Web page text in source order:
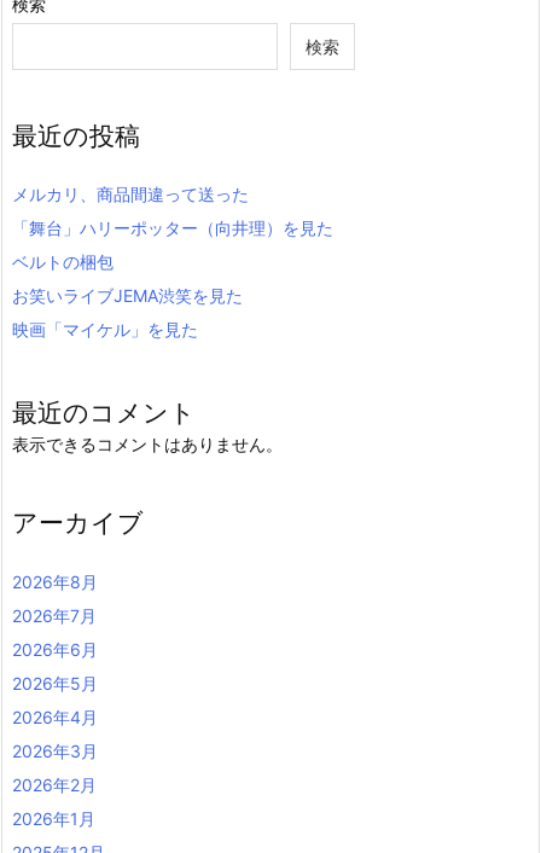
検索
検索
最近の投稿
メルカリ、商品間違って送った
「舞台」ハリーポッター（向井理）を見た
ベルトの梱包
お笑いライブJEMA渋笑を見た
映画「マイケル」を見た
最近のコメント
表示できるコメントはありません。
アーカイブ
2026年8月
2026年7月
2026年6月
2026年5月
2026年4月
2026年3月
2026年2月
2026年1月